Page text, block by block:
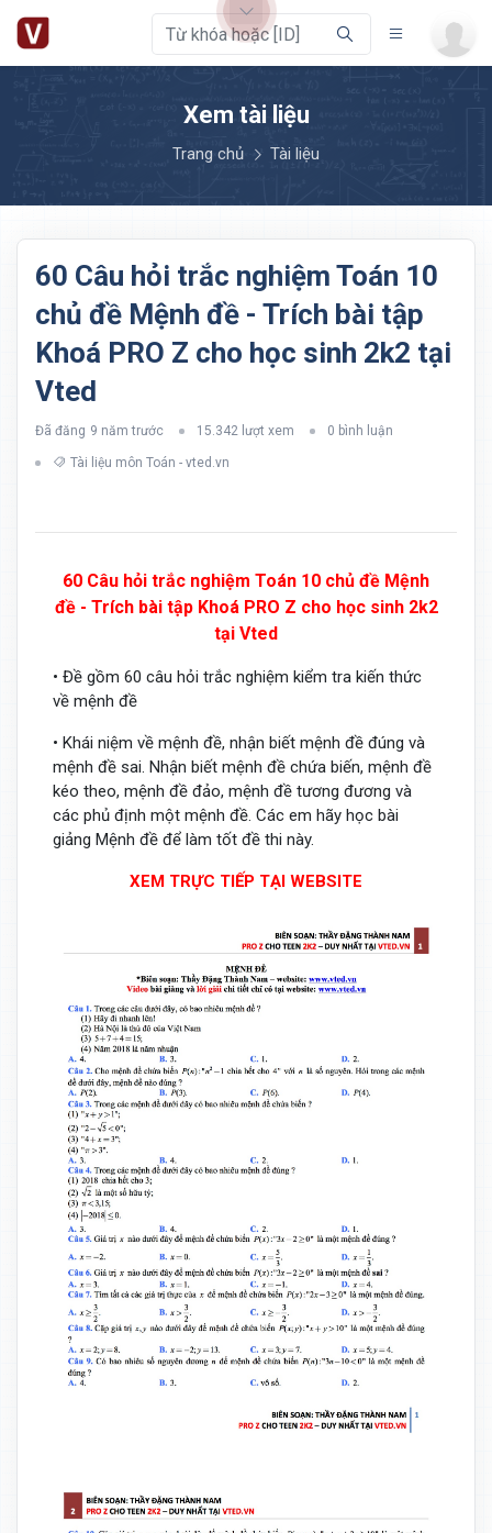
Xem tài liệu
Trang chủ Tài liệu
60 Câu hỏi trắc nghiệm Toán 10
chủ đề Mệnh đề - Trích bài tập
Khoá PRO Z cho học sinh 2k2 tại
Vted
Đã đăng 9 năm trước 15.342 lượt xem 0 bình luận
Tài liệu môn Toán - vted.vn
60 Câu hỏi trắc nghiệm Toán 10 chủ đề Mệnh
đề - Trích bài tập Khoá PRO Z cho học sinh 2k2
tại Vted
• Đề gồm 60 câu hỏi trắc nghiệm kiểm tra kiến thức
về mệnh đề
• Khái niệm về mệnh đề, nhận biết mệnh đề đúng và
mệnh đề sai. Nhận biết mệnh đề chứa biến, mệnh đề
kéo theo, mệnh đề đảo, mệnh đề tương đương và
các phủ định một mệnh đề. Các em hãy học bài
giảng Mệnh đề để làm tốt đề thi này.
XEM TRỰC TIẾP TẠI WEBSITE